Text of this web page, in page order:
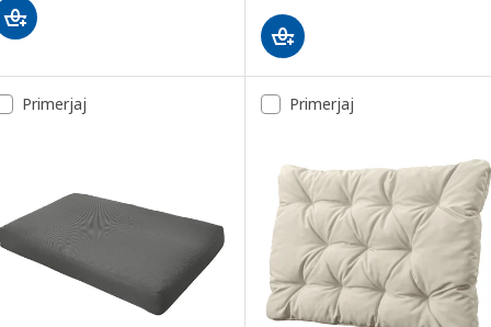
Primerjaj Primerjaj